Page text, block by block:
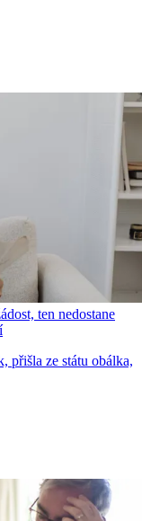
ten nedostane
přišla ze státu obálka,